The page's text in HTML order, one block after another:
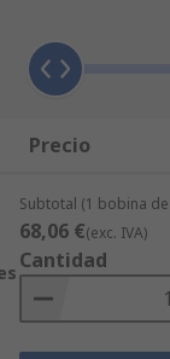
por
lo que usted
compre
de IT,
Por
Precio
Subtotal (1 bobina
68,06 €(exc. IVA)
Cantidad